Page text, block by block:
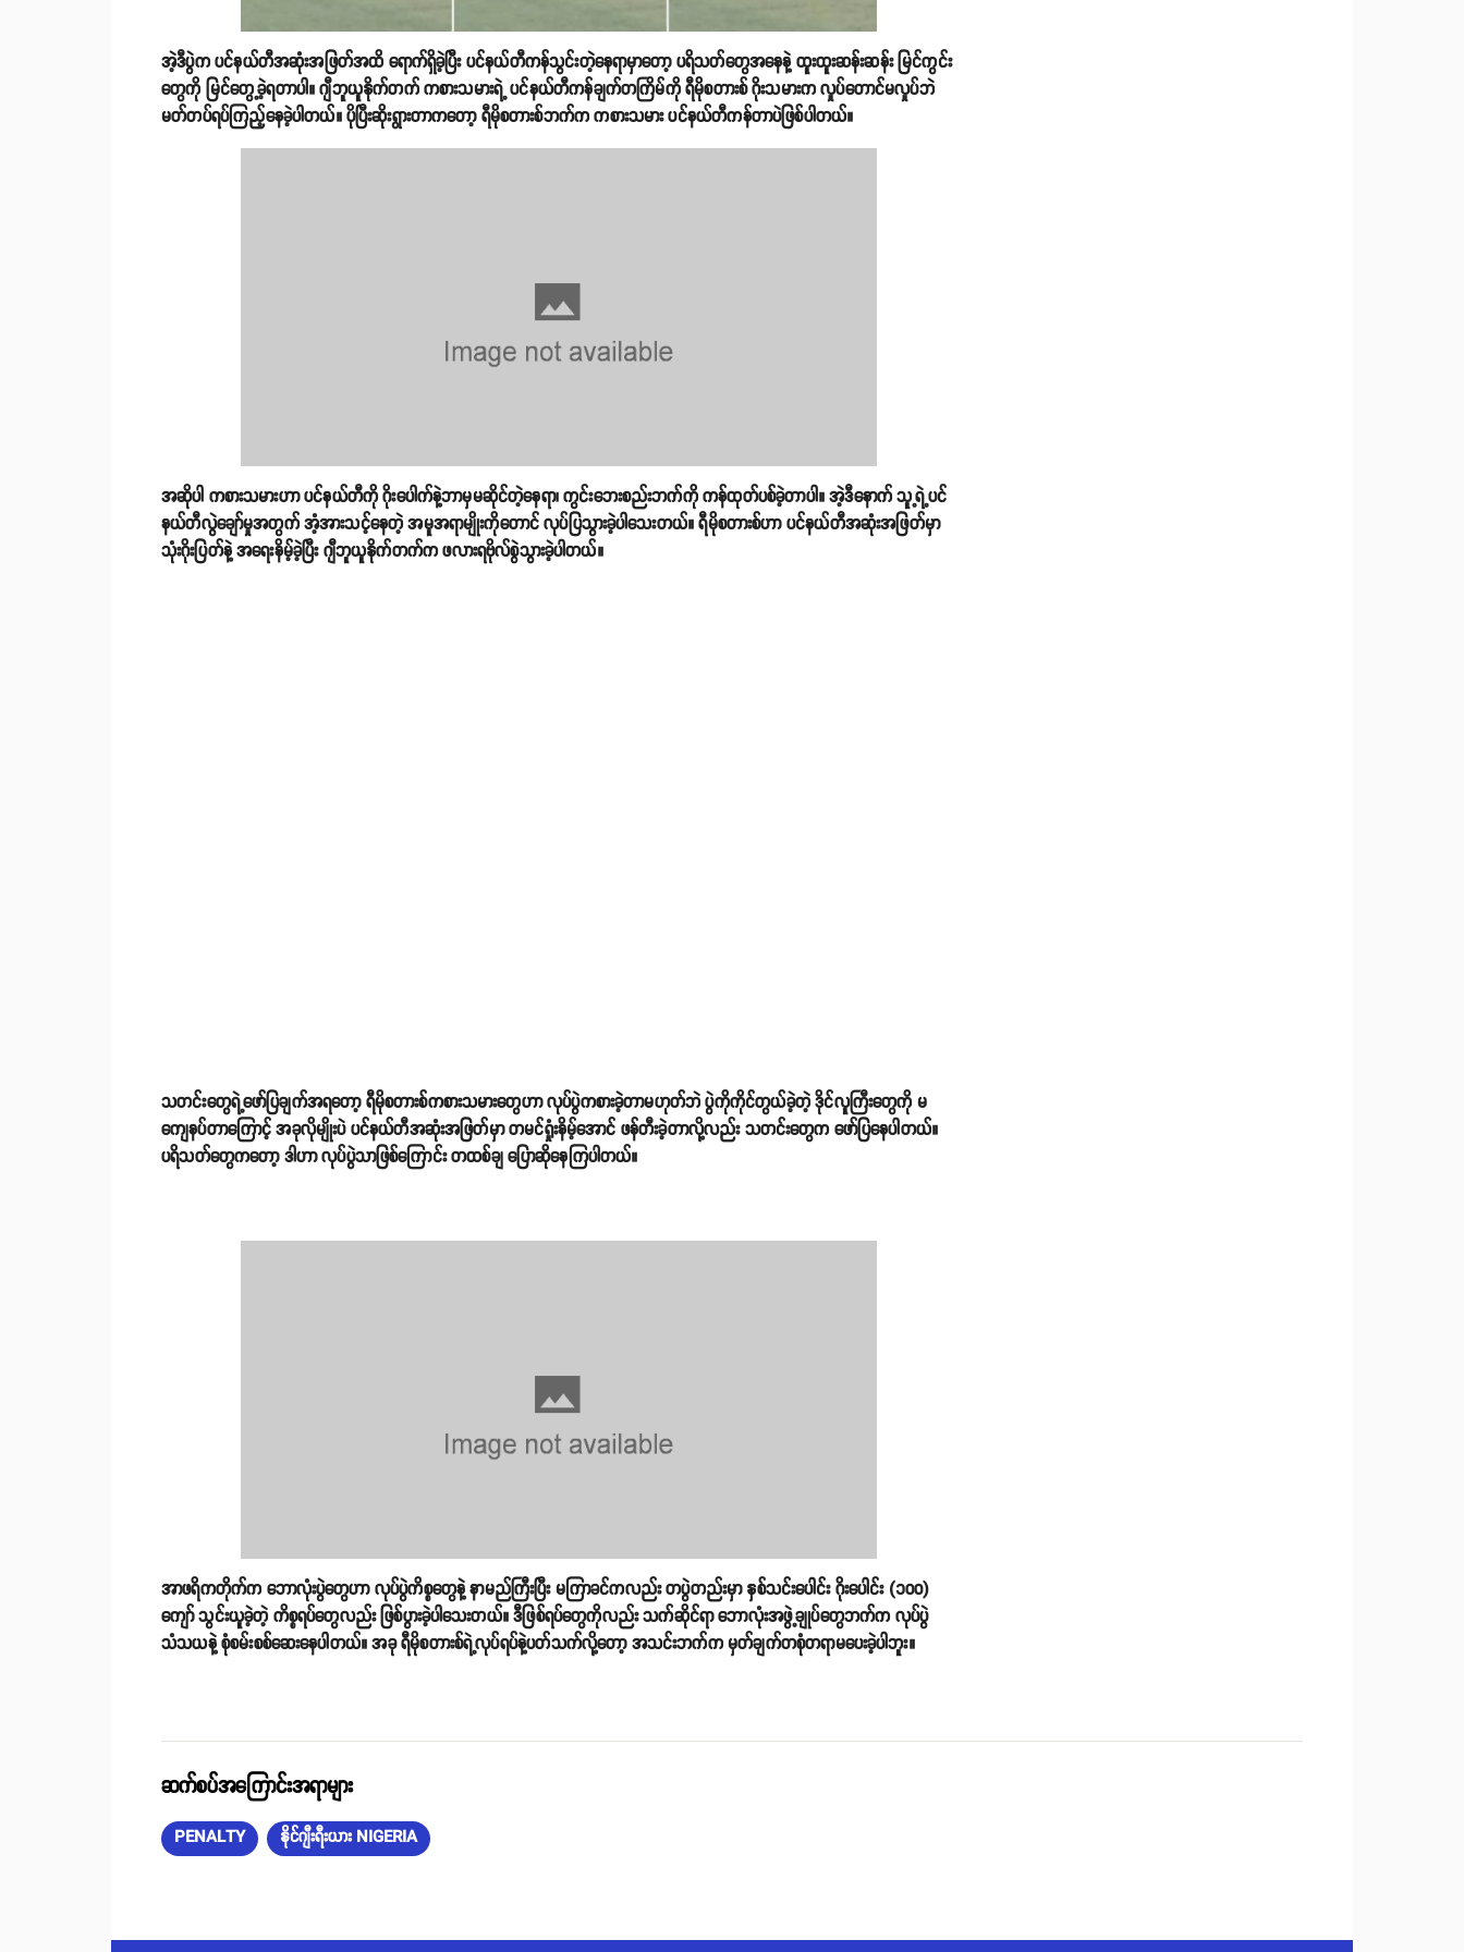
အဲ့ဒီပွဲက ပင်နယ်တီအဆုံးအဖြတ်အထိ ရောက်ရှိခဲ့ပြီး ပင်နယ်တီကန်သွင်းတဲ့နေရာမှာတော့ ပရိသတ်တွေအနေနဲ့ ထူးထူးဆန်းဆန်း မြင်ကွင်း
တွေကို မြင်တွေ့ခဲ့ရတာပါ။ ဂျီဘူယူနိုက်တက် ကစားသမားရဲ့ ပင်နယ်တီကန်ချက်တကြိမ်ကို ရီမိုစတားစ် ဂိုးသမားက လှုပ်တောင်မလှုပ်ဘဲ
မတ်တပ်ရပ်ကြည့်နေခဲ့ပါတယ်။ ပိုပြီးဆိုးရွားတာကတော့ ရီမိုစတားစ်ဘက်က ကစားသမား ပင်နယ်တီကန်တာပဲဖြစ်ပါတယ်။
အဆိုပါ ကစားသမားဟာ ပင်နယ်တီကို ဂိုးပေါက်နဲ့ဘာမှမဆိုင်တဲ့နေရာ၊ ကွင်းဘေးစည်းဘက်ကို ကန်ထုတ်ပစ်ခဲ့တာပါ။ အဲ့ဒီနောက် သူ့ရဲ့ပင်
နယ်တီလွဲချော်မှုအတွက် အံ့အားသင့်နေတဲ့ အမူအရာမျိုးကိုတောင် လုပ်ပြသွားခဲ့ပါသေးတယ်။ ရီမိုစတားစ်ဟာ ပင်နယ်တီအဆုံးအဖြတ်မှာ
သုံးဂိုးပြတ်နဲ့ အရေးနိမ့်ခဲ့ပြီး ဂျီဘူယူနိုက်တက်က ဖလားရဗိုလ်စွဲသွားခဲ့ပါတယ်။
သတင်းတွေရဲ့ဖော်ပြချက်အရတော့ ရီမိုစတားစ်ကစားသမားတွေဟာ လုပ်ပွဲကစားခဲ့တာမဟုတ်ဘဲ ပွဲကိုကိုင်တွယ်ခဲ့တဲ့ ဒိုင်လူကြီးတွေကို မ
ကျေနပ်တာကြောင့် အခုလိုမျိုးပဲ ပင်နယ်တီအဆုံးအဖြတ်မှာ တမင်ရှုံးနိမ့်အောင် ဖန်တီးခဲ့တာလို့လည်း သတင်းတွေက ဖော်ပြနေပါတယ်။
ပရိသတ်တွေကတော့ ဒါဟာ လုပ်ပွဲသာဖြစ်ကြောင်း တထစ်ချ ပြောဆိုနေကြပါတယ်။
အာဖရိကတိုက်က ဘောလုံးပွဲတွေဟာ လုပ်ပွဲကိစ္စတွေနဲ့ နာမည်ကြီးပြီး မကြာခင်ကလည်း တပွဲတည်းမှာ နှစ်သင်းပေါင်း ဂိုးပေါင်း (၁၀၀)
ကျော် သွင်းယူခဲ့တဲ့ ကိစ္စရပ်တွေလည်း ဖြစ်ပွားခဲ့ပါသေးတယ်။ ဒီဖြစ်ရပ်တွေကိုလည်း သက်ဆိုင်ရာ ဘောလုံးအဖွဲ့ချုပ်တွေဘက်က လုပ်ပွဲ
သံသယနဲ့ စုံစမ်းစစ်ဆေးနေပါတယ်။ အခု ရီမိုစတားစ်ရဲ့လုပ်ရပ်နဲ့ပတ်သက်လို့တော့ အသင်းဘက်က မှတ်ချက်တစုံတရာမပေးခဲ့ပါဘူး။
ဆက်စပ်အကြောင်းအရာများ
PENALTY နိုင်ဂျီးရီးယား NIGERIA